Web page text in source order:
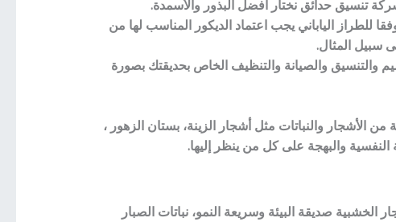
تنسيق حدائق نختار أفضل البذور والأسمدة.
للطراز الياباني يجب اعتماد الديكور المناسب لها من
سبيل المثال.
والتنسيق والصيانة والتنظيف الخاص بحديقتك بصورة
والنباتات مثل أشجار الزينة، بستان الزهور ،
والبهجة على كل من ينظر إليها.
صديقة البيئة وسريعة النمو، نباتات الصبار